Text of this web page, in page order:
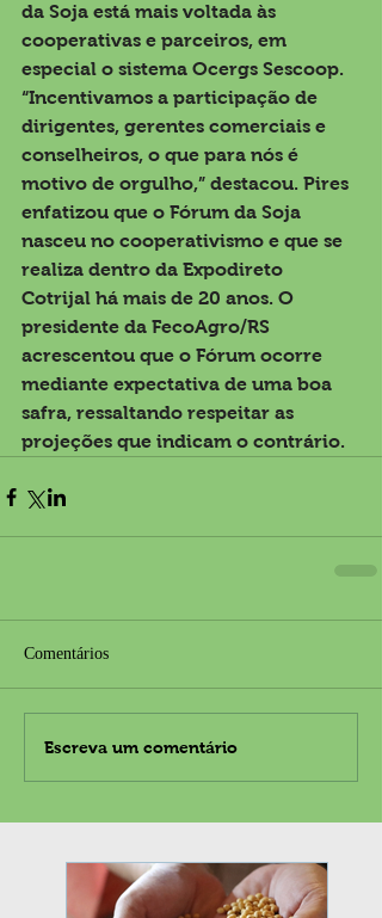
da Soja está mais voltada às
cooperativas e parceiros, em
especial o sistema Ocergs Sescoop.
“Incentivamos a participação de
dirigentes, gerentes comerciais e
conselheiros, o que para nós é
motivo de orgulho,” destacou. Pires
enfatizou que o Fórum da Soja
nasceu no cooperativismo e que se
realiza dentro da Expodireto
Cotrijal há mais de 20 anos. O
presidente da FecoAgro/RS
acrescentou que o Fórum ocorre
mediante expectativa de uma boa
safra, ressaltando respeitar as
projeções que indicam o contrário.
Comentários
Escreva um comentário